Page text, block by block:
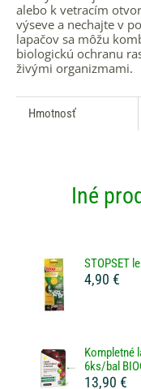
alebo k vetracím
výseve a nechajte v
lapačov sa môžu
biologickú ochranu
živými organizmami.
Hmotnosť
Iné
STOPSET
4,90 €
Kompletné
6ks/bal
13,90 €